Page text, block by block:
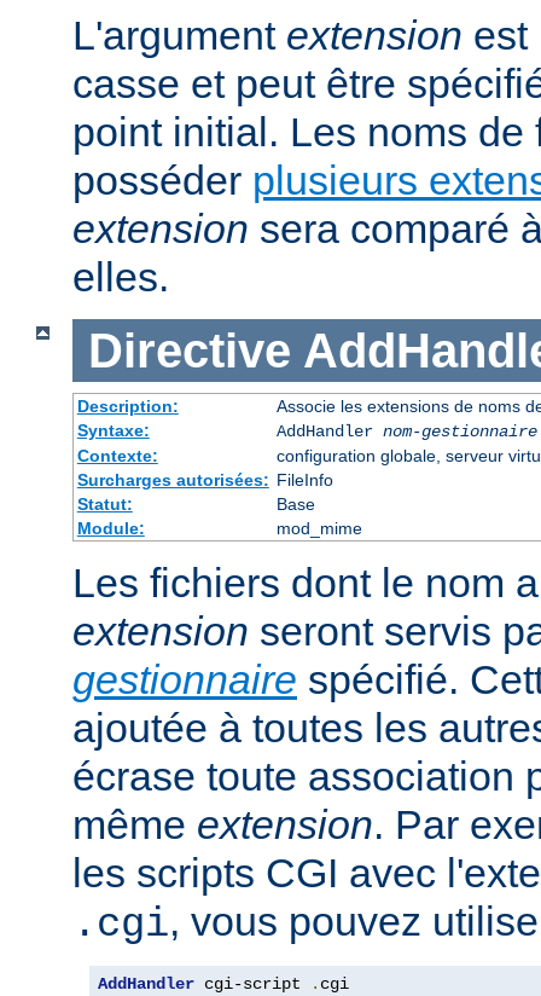
L'argument extension est
casse et peut être
point initial. Les noms de
posséder plusieurs
extension sera comparé
elles.
Directive
Description:
Associe les extensions de noms
Syntaxe:
AddHandler nom-gestionnaire
Contexte:
configuration globale, serveur
Surcharges autorisées: FileInfo
Statut:
Base
Module:
mod_mime
Les fichiers dont le nom
extension seront servis
gestionnaire spécifié.
ajoutée à toutes les
écrase toute association
même extension. Par
les scripts CGI avec
.cgi, vous pouvez
AddHandler cgi-script . cgi